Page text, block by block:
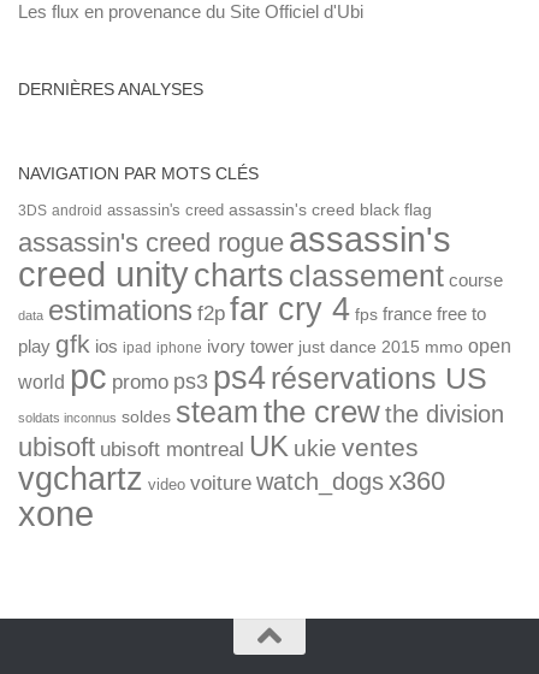
Les flux en provenance du Site Officiel d'Ubi
DERNIÈRES ANALYSES
NAVIGATION PAR MOTS CLÉS
3DS android assassin's creed assassin's creed black flag
assassin's creed rogue assassin's
creed unitycharts classement course
data estimations f2p far cry 4 fps france free to
play gfk ios ipad iphone ivory tower just dance 2015 mmo open
world pc promo ps3 ps4réservations US
soldats inconnus soldes steamthe crewthe division
ubisoft ubisoft montreal UK ukie ventes
vgchartz video voiture watch_dogsx360
xone